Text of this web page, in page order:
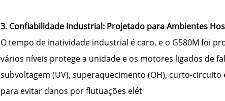
3. Confiabilidade Industrial: Projetado para Ambientes
O tempo de inatividade industrial é caro, e o G580M foi
vários níveis protege a unidade e os motores ligados de
subvoltagem (UV), superaquecimento (OH), curto-
para evitar danos por flutuações elét